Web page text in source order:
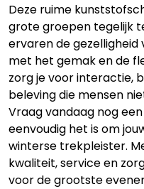
Deze ruime
grote groepen tegelijk
ervaren de
met het gemak en de
zorg je voor interactie,
beleving die mensen
Vraag vandaag nog
eenvoudig het is om
winterse trekpleister.
kwaliteit, service en
voor de grootste